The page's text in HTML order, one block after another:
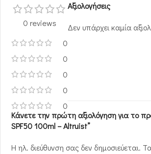
0 reviews
0
0
0
0
0
Αξιολογήσεις
Δεν υπάρχει καμία
Κάνετε την πρώτη αξιολόγηση για το
SPF50 100ml – Altruist”
Η ηλ. διεύθυνση σας δεν δημοσιεύεται.